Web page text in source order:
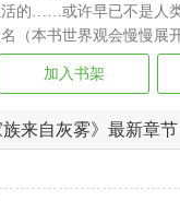
的……或许早已不是人
（本书世界观会慢慢展
加入书架
族来自灰雾》最新章节